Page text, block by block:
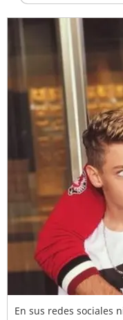
En sus redes sociales